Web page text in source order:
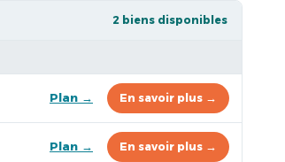
2 biens disponibles
Plan → En savoir plus →
Plan → En savoir plus →